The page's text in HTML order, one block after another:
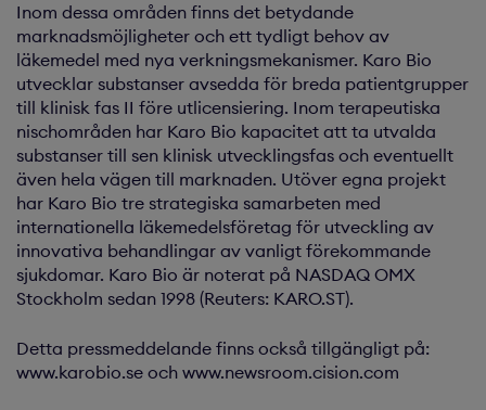
Inom dessa områden finns det betydande
marknadsmöjligheter och ett tydligt behov av
läkemedel med nya verkningsmekanismer. Karo Bio
utvecklar substanser avsedda för breda patientgrupper
till klinisk fas II före utlicensiering. Inom terapeutiska
nischområden har Karo Bio kapacitet att ta utvalda
substanser till sen klinisk utvecklingsfas och eventuellt
även hela vägen till marknaden. Utöver egna projekt
har Karo Bio tre strategiska samarbeten med
internationella läkemedelsföretag för utveckling av
innovativa behandlingar av vanligt förekommande
sjukdomar. Karo Bio är noterat på NASDAQ OMX
Stockholm sedan 1998 (Reuters: KARO.ST).
Detta pressmeddelande finns också tillgängligt på:
www.karobio.se och www.newsroom.cision.com